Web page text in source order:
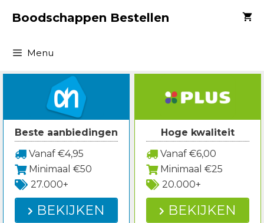
naarBoodschappen Bestellen
Menu
Beste aanbiedingen
Vanaf €4,95
Minimaal €50
27.000+
BEKIJKEN
Hoge kwaliteit
Vanaf €6,00
Minimaal €25
20.000+
BEKIJKEN